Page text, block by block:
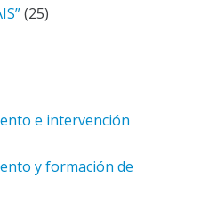
(25)
e intervención
y formación de